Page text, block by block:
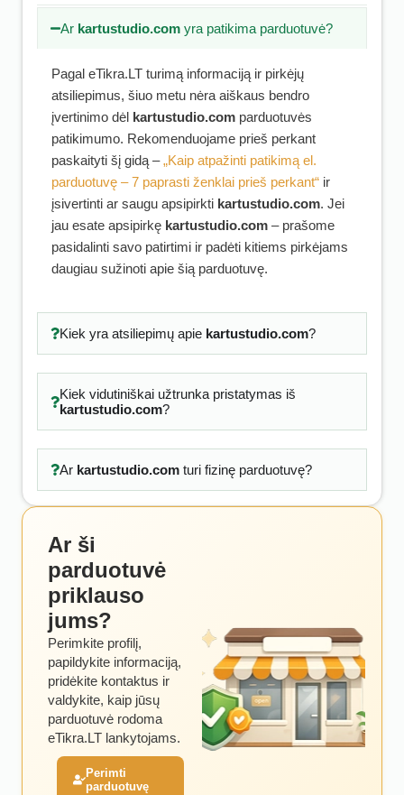
Ar kartustudio.com yra patikima parduotuvė?
Pagal eTikra.LT turimą informaciją ir pirkėjų
atsiliepimus, šiuo metu nėra aiškaus bendro
įvertinimo dėl kartustudio.com parduotuvės
patikimumo. Rekomenduojame prieš perkant
paskaityti šį gidą –„Kaip atpažinti patikimą el.
parduotuvę – 7 paprasti ženklai prieš perkant“ ir
įsivertinti ar saugu apsipirkti kartustudio.com. Jei
jau esate apsipirkę kartustudio.com – prašome
pasidalinti savo patirtimi ir padėti kitiems pirkėjams
daugiau sužinoti apie šią parduotuvę.
Kiek yra atsiliepimų apie kartustudio.com?
Kiek vidutiniškai užtrunka pristatymas iš
kartustudio.com?
Ar kartustudio.comturi fizinę parduotuvę?
Ar ši
parduotuvė
priklauso
jums?
Perimkite profilį,
papildykite informaciją,
pridėkite kontaktus ir
valdykite, kaip jūsų
parduotuvė rodoma
eTikra.LT lankytojams.
Perimti
parduotuvę